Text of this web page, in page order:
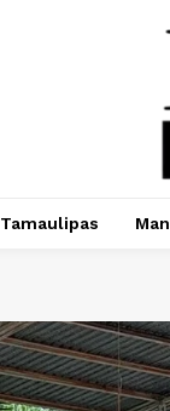
Tamaulipas